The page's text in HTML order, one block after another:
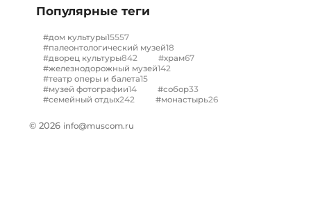
Популярные теги
#дом культуры15557
#палеонтологический музей18
#дворец культуры842 #храм67
#железнодорожный музей142
#театр оперы и балета15
#музей фотографии14 #собор33
#семейный отдых242 #монастырь26
© 2026 info@muscom.ru